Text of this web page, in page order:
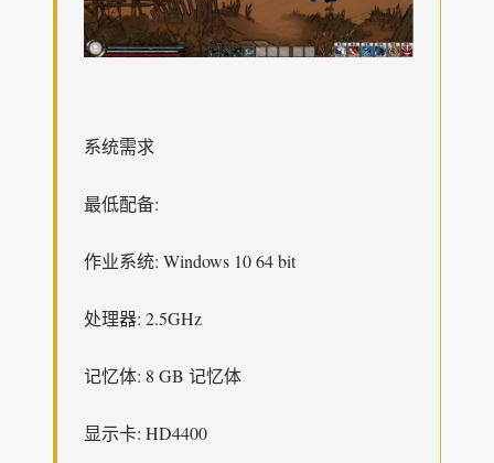
系统需求
最低配备:
作业系统: Windows 10 64 bit
处理器: 2.5GHz
记忆体: 8 GB 记忆体
显示卡: HD4400